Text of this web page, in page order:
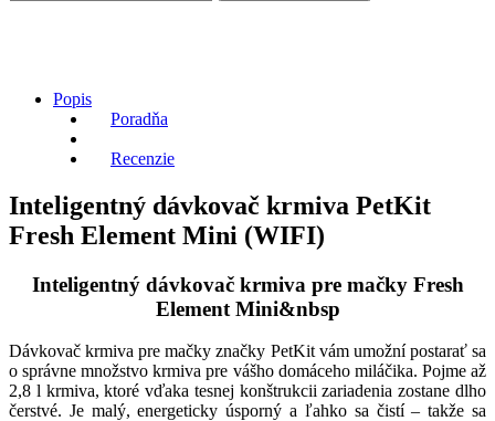
Popis
Poradňa
Recenzie
Inteligentný dávkovač krmiva PetKit
Fresh Element Mini (WIFI)
Inteligentný dávkovač krmiva pre mačky Fresh
Element Mini&nbsp
Dávkovač krmiva pre mačky značky PetKit vám umožní postarať sa
o správne množstvo krmiva pre vášho domáceho miláčika. Pojme až
2,8 l krmiva, ktoré vďaka tesnej konštrukcii zariadenia zostane dlho
čerstvé. Je malý, energeticky úsporný a ľahko sa čistí – takže sa